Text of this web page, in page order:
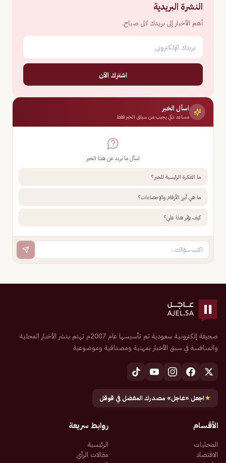
النشرة البريدية
أهم الأخبار إلى بريدك كل صباح.
اشترك الآن
اسأل الخبر
مساعد ذكي يجيب من سياق الخبر فقط
اسأل ما تريد عن هذا الخبر
ما الفكرة الرئيسية للخبر؟
ما هي أبرز الأرقام والإحصاءات؟
كيف يؤثر هذا علي؟
صحيفة إلكترونية سعودية تم تأسيسها عام 2007م تهتم بنشر الأخبار المحلية
والمنافسة في سبق الأخبار بمهنية ومصداقية وموضوعية
★اجعل «عاجل» مصدرك المفضل في قوقل
الأقسام
المحليات
الاقتصاد
روابط سريعة
الرئيسية
مقالات الرأي